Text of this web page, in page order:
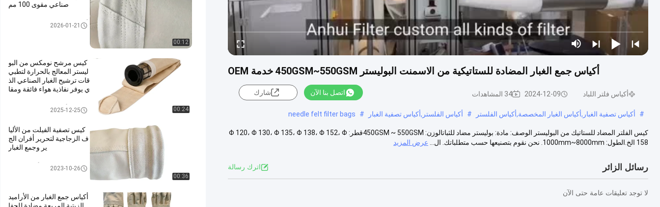
أكياس جمع الغبار المضادة للستاتيكية من الاسمنت البوليستر 450GSM~550GSM خدمة OEM
أكياس فلتر اللباد 2024-12-09 34 المشاهدات اتصل بنا الآن شارك
# أكياس تصفية الغبار,أكياس الغبار المخصصة,أكياس الفلستر # أكياس الفلستر,أكياس تصفية الغبار #
needle felt filter bags
كيس الفلتر المضاد للستاتيك من البوليستر الوصف: مادة: بوليستر مضاد للثباتالوزن: 450GSM ~ 550GSMقطر: Φ 120، Φ 130، Φ 135، Φ 138، Φ 152، Φ
158 الخ.الطول: 1000mm~8000mm. نحن نقوم بتصنيعها حسب متطلباتك. ال...
عرض المزيد
رسائل الزائر اترك رسالة
لا توجد تعليقات عامة حتى الآن
00:12
صناعي مقوى 100 مم
أكياس المرشحات عالية درجة الح
2026-01-21
00:24
كيس مرشح نومكس من البو
ليستر المعالج بالحرارة لتطبي
قات ترشيح الغبار الصناعي الذ
ي يوفر نفاذية هواء فائقة ومقا
أكياس تصفية جامع الغبار
2025-12-25
00:36
كيس تصفية الفيلت من الأليا
ف الزجاجية لتحرير أفران الج
ير وجمع الغبار
كيس فلتر من ألياف الزجاج
2023-10-26
أكياس جمع الغبار من الأراميد